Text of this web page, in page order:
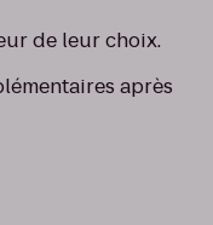
de leur choix.
après